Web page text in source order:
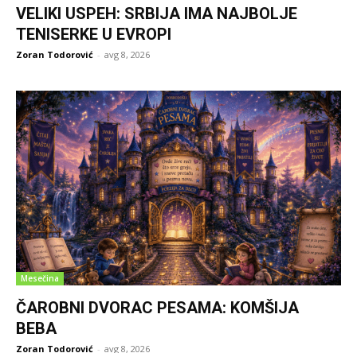
VELIKI USPEH: SRBIJA IMA NAJBOLJE
TENISERKE U EVROPI
Zoran Todorović - avg 8, 2026
Mesečina
ČAROBNI DVORAC PESAMA: KOMŠIJA
BEBA
Zoran Todorović - avg 8, 2026